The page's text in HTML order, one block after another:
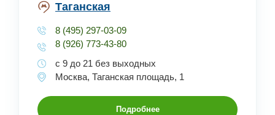
Таганская
8 (495) 297-03-09
8 (926) 773-43-80
с 9 до 21 без выходных
Москва, Таганская площадь, 1
Подробнее